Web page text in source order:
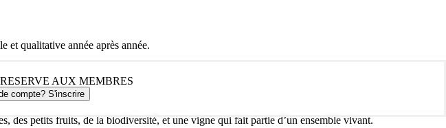
et qualitative année après année.
AUX MEMBRES
compte? S'inscrire
des petits fruits, de la biodiversité, et une vigne qui fait partie d’un ensemble vivant.